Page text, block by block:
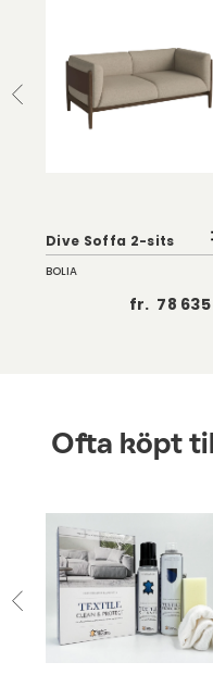
Dive Soffa 2-sits
BOLIA
fr. 78
Ofta köpt